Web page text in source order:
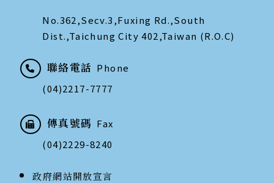
No.362,Secv.3,Fuxing Rd.,South
Dist.,Taichung City 402,Taiwan (R.O.C)
聯絡電話 Phone
(04)2217-7777
傳真號碼 Fax
(04)2229-8240
政府網站開放宣言